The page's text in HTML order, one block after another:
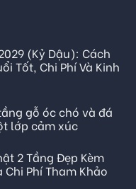
(Kỷ Dậu): Cách
Tốt, Chi Phí Và Kinh
gỗ óc chó và đá
lớp cảm xúc
2 Tầng Đẹp Kèm
Chi Phí Tham Khảo